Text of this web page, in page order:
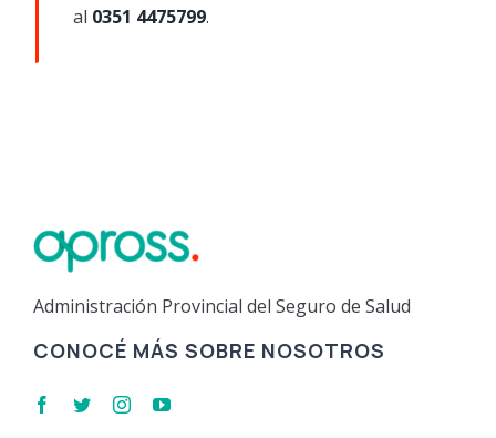
al 0351 4475799.
Administración Provincial del Seguro de Salud
CONOCÉ MÁS SOBRE NOSOTROS